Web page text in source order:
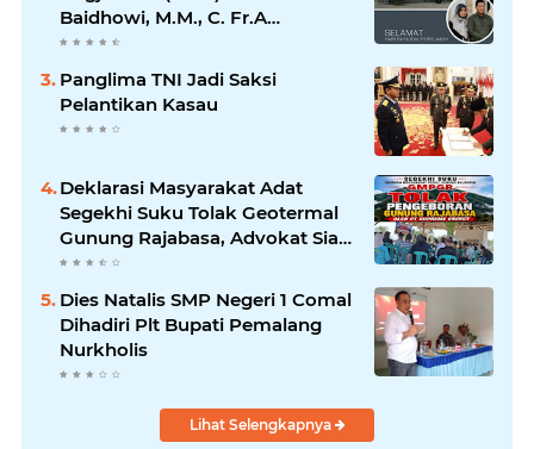
Baidhowi, M.M., C. Fr.A
Mengucapkan Selamat Idul Fitri
Panglima TNI Jadi Saksi
Pelantikan Kasau
Deklarasi Masyarakat Adat
Segekhi Suku Tolak Geotermal
Gunung Rajabasa, Advokat Siap
Kawal Secara Hukum
Dies Natalis SMP Negeri 1 Comal
Dihadiri Plt Bupati Pemalang
Nurkholis
Lihat Selengkapnya